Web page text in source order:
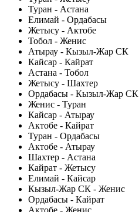
Туран - Астана
Елимай - Ордабасы
Жетысу - Актобе
Тобол - Женис
Атырау - Кызыл-Жар СК
Кайсар - Кайрат
Астана - Тобол
Жетысу - Шахтер
Ордабасы - Кызыл-Жар СК
Женис - Туран
Кайсар - Атырау
Актобе - Кайрат
Туран - Ордабасы
Актобе - Атырау
Шахтер - Астана
Кайрат - Жетысу
Елимай - Кайсар
Кызыл-Жар СК - Женис
Ордабасы - Кайрат